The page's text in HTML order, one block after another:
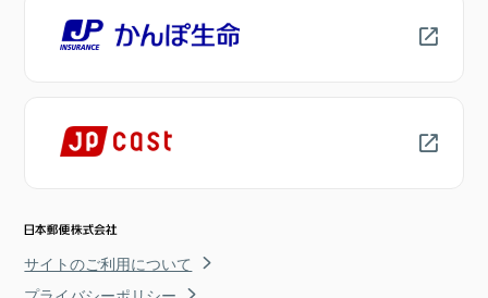
サイトのご利用について